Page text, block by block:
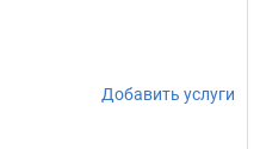
Добавить услуги